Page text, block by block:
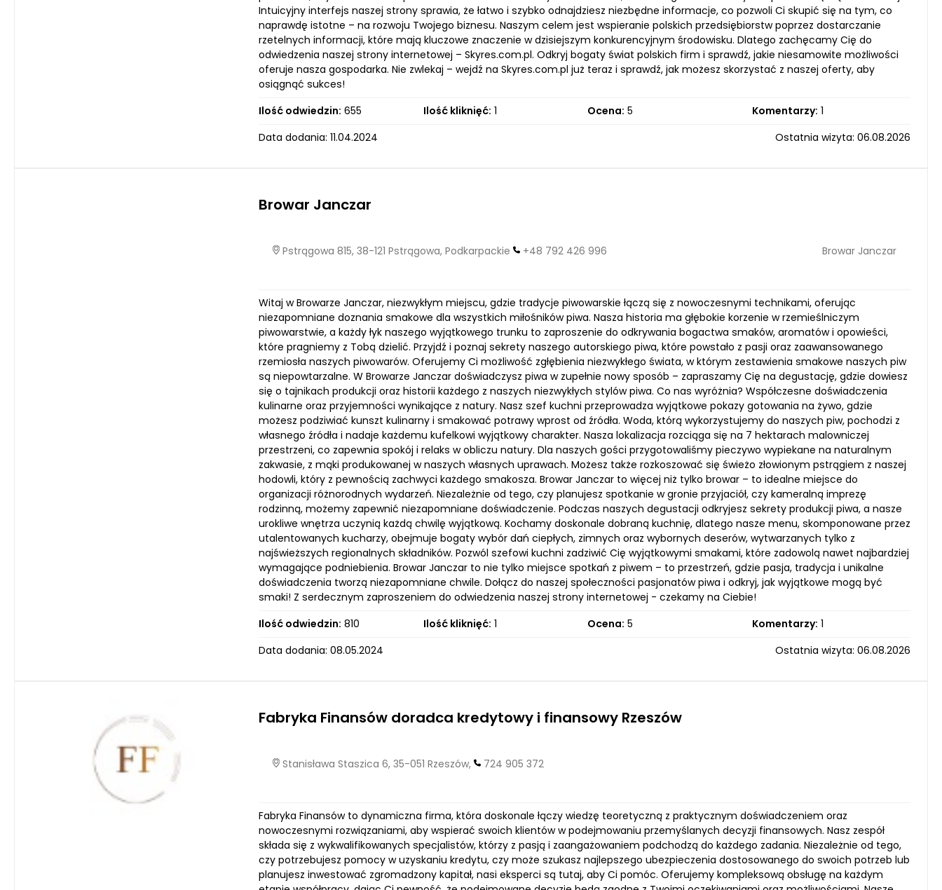
Intuicyjny interfejs naszej strony sprawia, że łatwo i szybko odnajdziesz niezbędne informacje, co pozwoli Ci skupić się na tym, co
naprawdę istotne – na rozwoju Twojego biznesu. Naszym celem jest wspieranie polskich przedsiębiorstw poprzez dostarczanie
rzetelnych informacji, które mają kluczowe znaczenie w dzisiejszym konkurencyjnym środowisku. Dlatego zachęcamy Cię do
odwiedzenia naszej strony internetowej – Skyres.com.pl. Odkryj bogaty świat polskich firm i sprawdź, jakie niesamowite możliwości
oferuje nasza gospodarka. Nie zwlekaj – wejdź na Skyres.com.pl już teraz i sprawdź, jak możesz skorzystać z naszej oferty, aby
osiągnąć sukces!
Ilość odwiedzin: 655 Ilość kliknięć: 1 Ocena: 5 Komentarzy: 1
Data dodania: 11.04.2024
Ostatnia wizyta: 06.08.2026
Browar Janczar
Pstrągowa 815, 38-121 Pstrągowa, Podkarpackie +48 792 426 996 Browar Janczar
Witaj w Browarze Janczar, niezwykłym miejscu, gdzie tradycje piwowarskie łączą się z nowoczesnymi technikami, oferując
niezapomniane doznania smakowe dla wszystkich miłośników piwa. Nasza historia ma głębokie korzenie w rzemieślniczym
piwowarstwie, a każdy łyk naszego wyjątkowego trunku to zaproszenie do odkrywania bogactwa smaków, aromatów i opowieści,
które pragniemy z Tobą dzielić. Przyjdź i poznaj sekrety naszego autorskiego piwa, które powstało z pasji oraz zaawansowanego
rzemiosła naszych piwowarów. Oferujemy Ci możliwość zgłębienia niezwykłego świata, w którym zestawienia smakowe naszych piw
są niepowtarzalne. W Browarze Janczar doświadczysz piwa w zupełnie nowy sposób – zapraszamy Cię na degustację, gdzie dowiesz
się o tajnikach produkcji oraz historii każdego z naszych niezwykłych stylów piwa. Co nas wyróżnia? Współczesne doświadczenia
kulinarne oraz przyjemności wynikające z natury. Nasz szef kuchni przeprowadza wyjątkowe pokazy gotowania na żywo, gdzie
możesz podziwiać kunszt kulinarny i smakować potrawy wprost od źródła. Woda, którą wykorzystujemy do naszych piw, pochodzi z
własnego źródła i nadaje każdemu kufelkowi wyjątkowy charakter. Nasza lokalizacja rozciąga się na 7 hektarach malowniczej
przestrzeni, co zapewnia spokój i relaks w obliczu natury. Dla naszych gości przygotowaliśmy pieczywo wypiekane na naturalnym
zakwasie, z mąki produkowanej w naszych własnych uprawach. Możesz także rozkoszować się świeżo złowionym pstrągiem z naszej
hodowli, który z pewnością zachwyci każdego smakosza. Browar Janczar to więcej niż tylko browar – to idealne miejsce do
organizacji różnorodnych wydarzeń. Niezależnie od tego, czy planujesz spotkanie w gronie przyjaciół, czy kameralną imprezę
rodzinną, możemy zapewnić niezapomniane doświadczenie. Podczas naszych degustacji odkryjesz sekrety produkcji piwa, a nasze
urokliwe wnętrza uczynią każdą chwilę wyjątkową. Kochamy doskonale dobraną kuchnię, dlatego nasze menu, skomponowane przez
utalentowanych kucharzy, obejmuje bogaty wybór dań ciepłych, zimnych oraz wybornych deserów, wytwarzanych tylko z
najświeższych regionalnych składników. Pozwól szefowi kuchni zadziwić Cię wyjątkowymi smakami, które zadowolą nawet najbardziej
wymagające podniebienia. Browar Janczar to nie tylko miejsce spotkań z piwem – to przestrzeń, gdzie pasja, tradycja i unikalne
doświadczenia tworzą niezapomniane chwile. Dołącz do naszej społeczności pasjonatów piwa i odkryj, jak wyjątkowe mogą być
smaki! Z serdecznym zaproszeniem do odwiedzenia naszej strony internetowej - czekamy na Ciebie!
Ilość odwiedzin: 810 Ilość kliknięć: 1 Ocena: 5 Komentarzy: 1
Data dodania: 08.05.2024
Ostatnia wizyta: 06.08.2026
Fabryka Finansów doradca kredytowy i finansowy Rzeszów
Stanisława Staszica 6, 35-051 Rzeszów, 724 905 372
Fabryka Finansów to dynamiczna firma, która doskonale łączy wiedzę teoretyczną z praktycznym doświadczeniem oraz
nowoczesnymi rozwiązaniami, aby wspierać swoich klientów w podejmowaniu przemyślanych decyzji finansowych. Nasz zespół
składa się z wykwalifikowanych specjalistów, którzy z pasją i zaangażowaniem podchodzą do każdego zadania. Niezależnie od tego,
czy potrzebujesz pomocy w uzyskaniu kredytu, czy może szukasz najlepszego ubezpieczenia dostosowanego do swoich potrzeb lub
planujesz inwestować zgromadzony kapitał, nasi eksperci są tutaj, aby Ci pomóc. Oferujemy kompleksową obsługę na każdym